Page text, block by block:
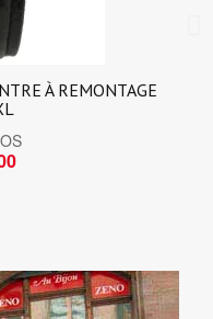
À REMONTAGE